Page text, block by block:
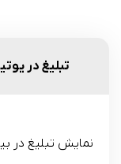
تبلیغ در
نمایش تبلیغ در